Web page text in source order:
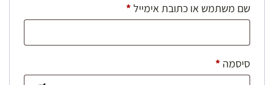
שם משתמש או כתובת אימייל*חובה
סיסמה *חובה